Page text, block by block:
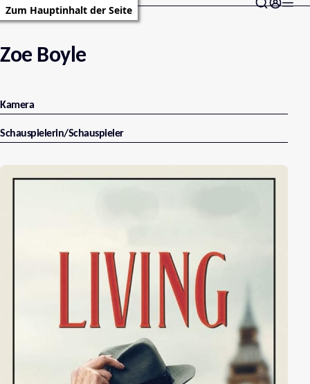
Zum Hauptinhalt der Seite
Zoe Boyle
Kamera
Schauspielerin/Schauspieler